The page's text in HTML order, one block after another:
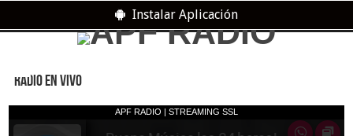
Instalar Aplicación
RADIO EN VIVO